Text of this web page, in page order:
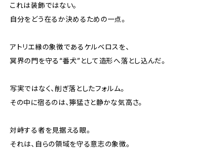
これは装飾ではない。
自分をどう在るか決めるための一点。
アトリエ縁の象徴であるケルベロスを、
冥界の門を守る“番犬”として造形へ落とし込んだ。
写実ではなく、削ぎ落としたフォルム。
その中に宿るのは、獰猛さと静かな気高さ。
対峙する者を見据える眼。
それは、自らの領域を守る意志の象徴。